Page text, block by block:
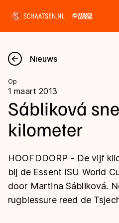
Nieuws
Kalender
Disciplines
Langebaan
Shorttrack
Inlineskaten
Uitslagen
Langebaan
Shorttrack
Tijden & historie
Nieuws
Op
1 maart 2013
Sábliková
kilometer
HOOFDDORP - De vijf
bij de Essent ISU World
door Martina Sábliková.
rugblessure reed de